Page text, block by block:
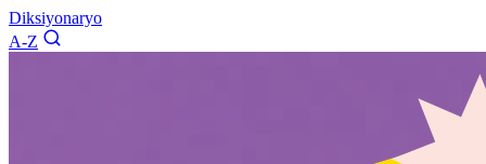
Diksiyonaryo
A-Z